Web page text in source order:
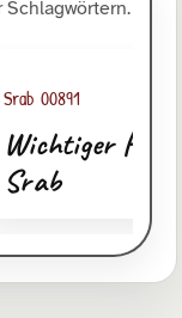
Srab 00891
Wichtiger
Srab